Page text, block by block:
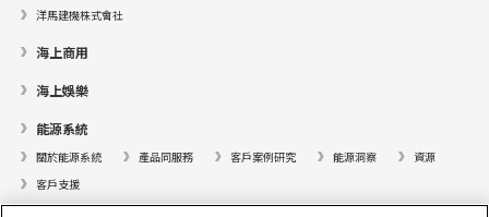
洋馬建機株式會社
海上商用
海上娛樂
能源系統
關於能源系統 產品同服務 客戶案例研究 能源洞察
資源
客戶支援